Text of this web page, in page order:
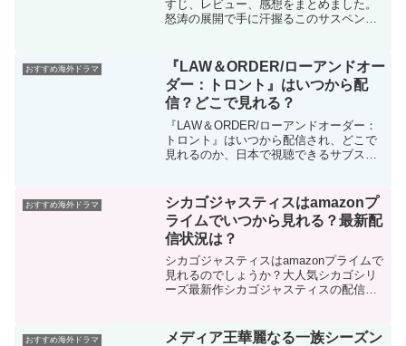
すじ、レビュー、感想をまとめました。
怒涛の展開で手に汗握るこのサスペンス
変、衝撃的な真実が明らかになります。
おすすめ海外ドラマ
『LAW＆ORDER/ローアンドオー
ダー：トロント』はいつから配
信？どこで見れる？
『LAW＆ORDER/ローアンドオーダー：
トロント』はいつから配信され、どこで
見れるのか、日本で視聴できるサブスク
も野といえば『ロー＆オーダー』という
ほど、シリーズ化され人気の高いこのド
ラマ、ついに最新シリーズが日本でも配
信開始！
おすすめ海外ドラマ
シカゴジャスティスはamazonプ
ライムでいつから見れる？最新配
信状況は？
シカゴジャスティスはamazonプライムで
見れるのでしょうか？大人気シカゴシリ
ーズ最新作シカゴジャスティスの配信状
らハマること間違いなし！
おすすめ海外ドラマ
メディア王華麗なる一族シーズン